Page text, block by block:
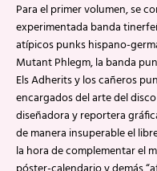
Para el primer volumen, se
experimentada banda
atípicos punks hispano-
Mutant Phlegm, la banda
Els Adherits y los cañeros
encargados del arte del
diseñadora y reportera
de manera insuperable el
la hora de complementar el